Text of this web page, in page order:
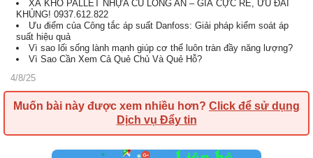
XẢ KHO PALLET NHỰA CŨ LONG AN – GIÁ CỰC RẺ, ƯU ĐÃI
KHỦNG! 0937.612.822
Ưu điểm của Công tắc áp suất Danfoss: Giải pháp kiểm soát áp
suất hiệu quả
Vì sao lối sống lành mạnh giúp cơ thể luôn tràn đầy năng lượng?
Vì Sao Cần Xem Cả Quẻ Chủ Và Quẻ Hỗ?
4/8/25
Muốn bài này được xem nhiều hơn? Click để sử dụng
Dịch vụ Đẩy tin